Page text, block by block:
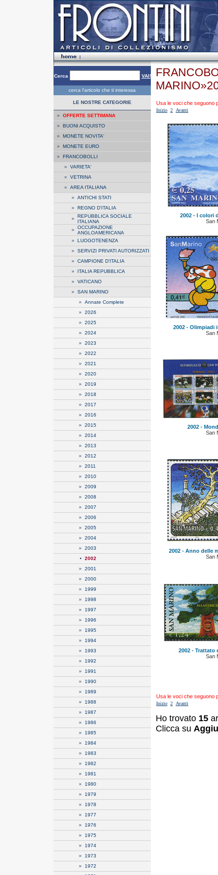
Cerca VAI!
cerca l'articolo che ti interessa
LE NOSTRE CATEGORIE
» OFFERTE SETTIMANA
» BUONI ACQUISTO
» MONETE NOVITA'
» MONETE EURO
» FRANCOBOLLI
» VARIETA'
» VETRINA
» AREA ITALIANA
» ANTICHI STATI
» REGNO D'ITALIA
» REPUBBLICA SOCIALE
ITALIANA
» OCCUPAZIONE
ANGLOAMERICANA
» LUOGOTENENZA
» SERVIZI PRIVATI AUTORIZZATI
» CAMPIONE D'ITALIA
» ITALIA REPUBBLICA
» VATICANO
» SAN MARINO
» Annate Complete
» 2026
» 2025
» 2024
» 2023
» 2022
» 2021
» 2020
» 2019
» 2018
» 2017
» 2016
» 2015
» 2014
» 2013
» 2012
» 2011
» 2010
» 2009
» 2008
» 2007
» 2006
» 2005
» 2004
» 2003
• 2002
» 2001
» 2000
» 1999
» 1998
» 1997
» 1996
» 1995
» 1994
» 1993
» 1992
» 1991
» 1990
» 1989
» 1988
» 1987
» 1986
» 1985
» 1984
» 1983
» 1982
» 1981
» 1980
» 1979
» 1978
» 1977
» 1976
» 1975
» 1974
» 1973
» 1972
Usa le voci che seguono
Inizio 2 Avanti
2002 - I colori
San
2002 - Olimpiadi
San
2002 -
San
2002 - Anno delle
San
2002 - Trattato
San
Usa le voci che seguono
Inizio 2 Avanti
Ho trovato 15
Clicca su